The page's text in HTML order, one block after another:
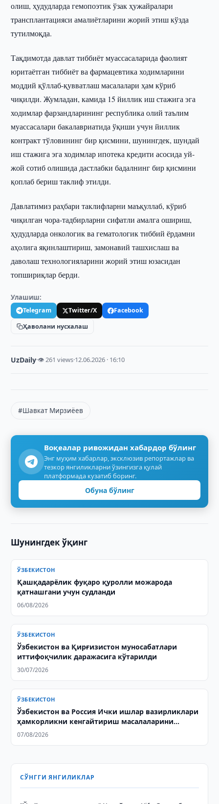
олиш, ҳудудларда гемопоэтик ўзак ҳужайралари
трансплантацияси амалиётларини жорий этиш кўзда
тутилмоқда.
Тақдимотда давлат тиббиёт муассасаларида фаолият
юритаётган тиббиёт ва фармацевтика ходимларини
моддий қўллаб-қувватлаш масалалари ҳам кўриб
чиқилди. Жумладан, камида 15 йиллик иш стажига эга
ходимлар фарзандларининг республика олий таълим
муассасалари бакалавриатида ўқиши учун йиллик
контракт тўловининг бир қисмини, шунингдек, шундай
иш стажига эга ходимлар ипотека кредити асосида уй-
жой сотиб олишида дастлабки бадалнинг бир қисмини
қоплаб бериш таклиф этилди.
Давлатимиз раҳбари таклифларни маъқуллаб, кўриб
чиқилган чора-тадбирларни сифатли амалга ошириш,
ҳудудларда онкологик ва гематологик тиббий ёрдамни
аҳолига яқинлаштириш, замонавий ташхислаш ва
даволаш технологияларини жорий этиш юзасидан
топшириқлар берди.
Улашиш:
Telegram Twitter/X
Facebook
Ҳаволани нусхалаш
UzDaily·👁 261 views·12.06.2026 · 16:10
#Шавкат Мирзиёев
Воқеалар ривожидан хабардор бўлинг
Энг муҳим хабарлар, эксклюзив репортажлар ва
тезкор янгиликларни ўзингизга қулай
платформада кузатиб боринг.
Обуна бўлинг
Шунингдек ўқинг
ЎЗБЕКИСТОН
Қашқадарёлик фуқаро қуролли можарода
қатнашгани учун судланди
06/08/2026
ЎЗБЕКИСТОН
Ўзбекистон ва Қирғизистон муносабатлари
иттифоқчилик даражасига кўтарилди
30/07/2026
ЎЗБЕКИСТОН
Ўзбекистон ва Россия Ички ишлар вазирликлари
ҳамкорликни кенгайтириш масалаларини
муҳокама қилишди
07/08/2026
СЎНГГИ ЯНГИЛИКЛАР